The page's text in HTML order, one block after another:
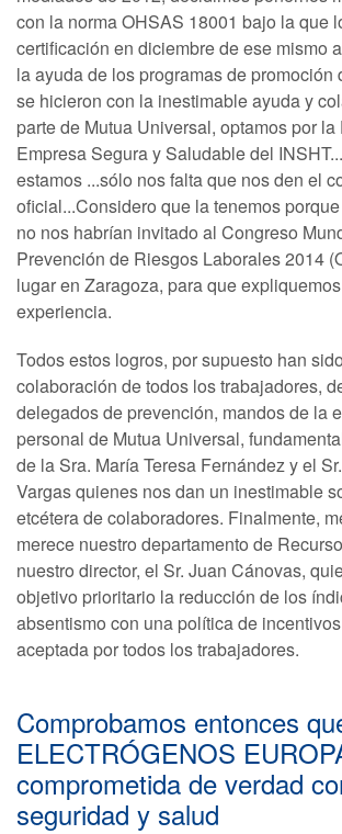
con la norma OHSAS 18001 bajo la que
certificación en diciembre de ese mismo
la ayuda de los programas de promoción
se hicieron con la inestimable ayuda y
parte de Mutua Universal, optamos por
Empresa Segura y Saludable del
estamos ...sólo nos falta que nos den el
oficial...Considero que la tenemos
no nos habrían invitado al Congreso
Prevención de Riesgos Laborales 2014
lugar en Zaragoza, para que
experiencia.
Todos estos logros, por supuesto han
colaboración de todos los trabajadores,
delegados de prevención, mandos de la
personal de Mutua Universal,
de la Sra. María Teresa Fernández y el
Vargas quienes nos dan un inestimable
etcétera de colaboradores. Finalmente,
merece nuestro departamento de
nuestro director, el Sr. Juan Cánovas,
objetivo prioritario la reducción de los
absentismo con una política de
aceptada por todos los trabajadores.
Comprobamos entonces
ELECTRÓGENOS
comprometida de verdad
seguridad y salud